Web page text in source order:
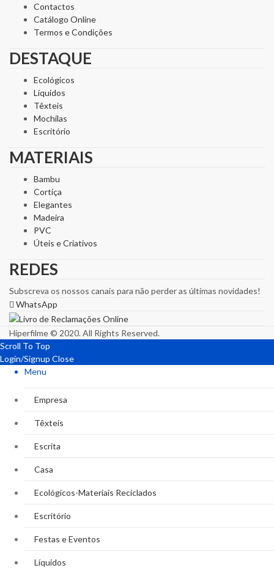
Contactos
Catálogo Online
Termos e Condições
DESTAQUE
Ecológicos
Líquidos
Têxteis
Mochilas
Escritório
MATERIAIS
Bambu
Cortiça
Elegantes
Madeira
PVC
Úteis e Criativos
REDES
Subscreva os nossos canais para não perder as últimas novidades!
WhatsApp
Hiperfilme © 2020. All Rights Reserved.
Scroll To Top
Login/Signup Close
Menu
Empresa
Têxteis
Escrita
Casa
Ecológicos-Materiais Reciclados
Escritório
Festas e Eventos
Líquidos